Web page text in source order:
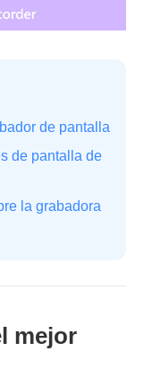
de pantalla
de pantalla de
la grabadora
mejor